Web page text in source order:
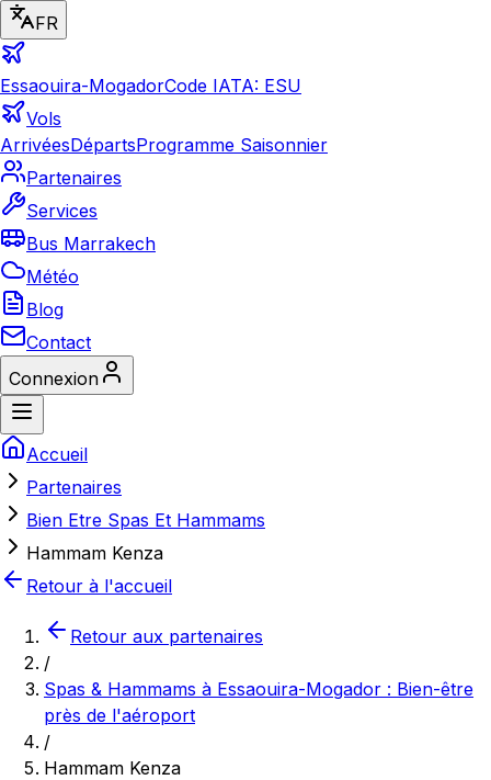
FR
Essaouira-MogadorCode IATA: ESU
Vols
ArrivéesDépartsProgramme Saisonnier
Partenaires
Services
Bus Marrakech
Météo
Blog
Contact
Connexion
Accueil
Partenaires
Bien Etre Spas Et Hammams
Hammam Kenza
Retour à l'accueil
Retour aux partenaires
/
Spas & Hammams à Essaouira-Mogador : Bien-être
près de l'aéroport
/
Hammam Kenza